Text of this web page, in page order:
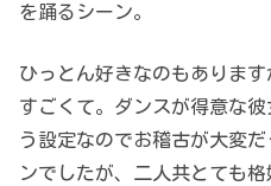
を踊るシーン。
ひっとん好きなのもありま
すごくて。ダンスが得意な
う設定なのでお稽古が大変
ンでしたが、二人共とても格